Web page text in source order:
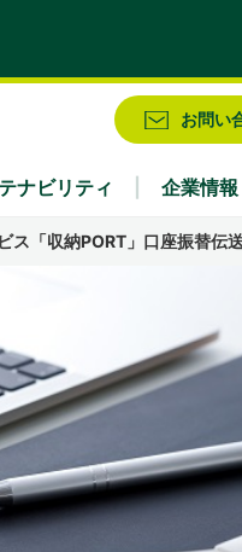
ス 「収納PORT」 口座振替伝
お問い
株式情報・配当情報
IRお問い合わせ
ナビリティ
アクセス
企業情報